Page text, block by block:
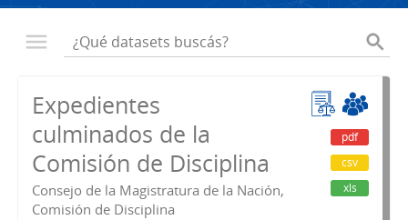
Expedientes
culminados de la
Comisión de Disciplina
Consejo de la Magistratura de la Nación,
Comisión de Disciplina
pdf
csv
xls